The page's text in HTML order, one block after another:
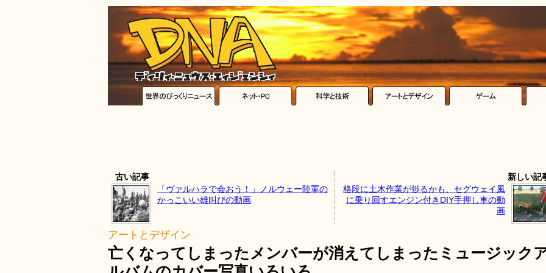
古い記事
「ヴァルハラで会おう！」ノルウェー陸軍の
かっこいい雄叫びの動画
新しい記
格段に土木作業が捗るかも、セグウェイ風
に乗り回すエンジン付きDIY手押し車の動
画
アートとデザイン
亡くなってしまったメンバーが消えてしまったミュージック